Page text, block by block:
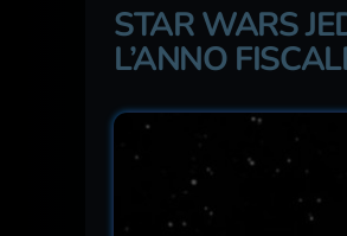
STAR WARS
L’ANNO